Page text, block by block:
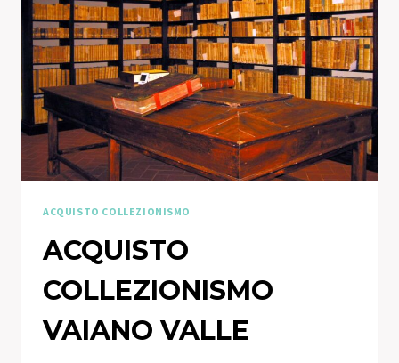
ACQUISTO COLLEZIONISMO
ACQUISTO
COLLEZIONISMO
VAIANO VALLE